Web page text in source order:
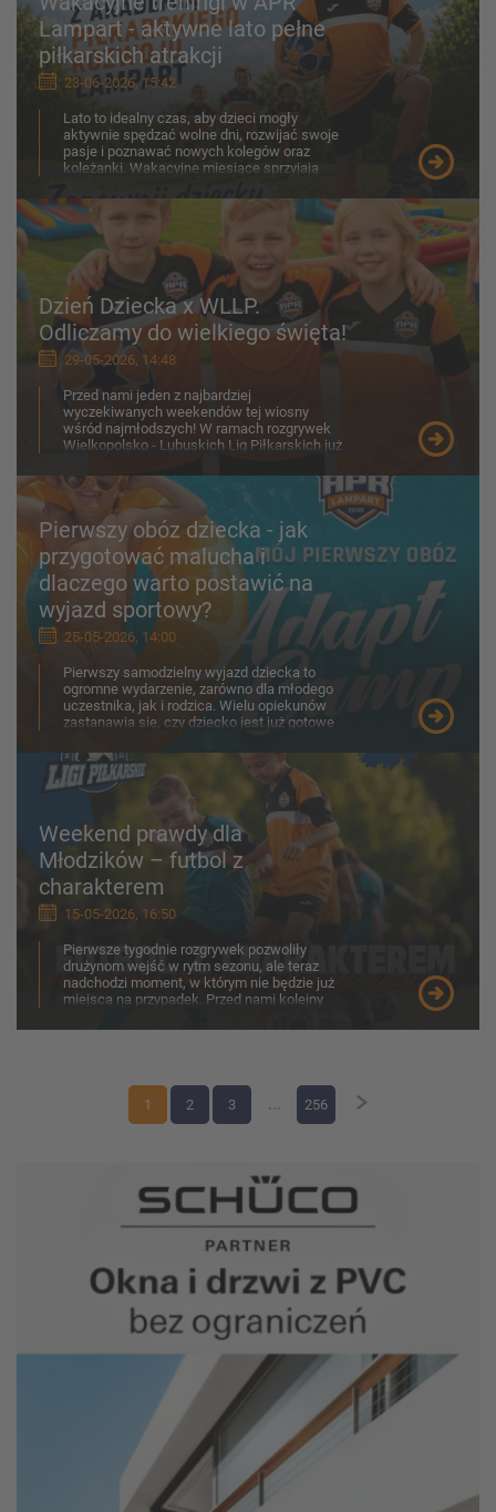
Lampart - aktywne lato pełne
piłkarskich atrakcji
23-06-2026, 15:42
Lato to idealny czas, aby dzieci mogły
aktywnie spędzać wolne dni, rozwijać swoje
pasje i poznawać nowych kolegów oraz
koleżanki. Wakacyjne miesiące sprzyjają
Dzień Dziecka x WLLP.
Odliczamy do wielkiego święta!
29-05-2026, 14:48
Przed nami jeden z najbardziej
wyczekiwanych weekendów tej wiosny
wśród najmłodszych! W ramach rozgrywek
Wielkopolsko - Lubuskich Lig Piłkarskich już
Pierwszy obóz dziecka - jak
przygotować malucha i
dlaczego warto postawić na
wyjazd sportowy?
25-05-2026, 14:00
Pierwszy samodzielny wyjazd dziecka to
ogromne wydarzenie, zarówno dla młodego
uczestnika, jak i rodzica. Wielu opiekunów
zastanawia się, czy dziecko jest już gotowe
Weekend prawdy dla
Młodzików – futbol z
charakterem
15-05-2026, 16:50
Pierwsze tygodnie rozgrywek pozwoliły
drużynom wejść w rytm sezonu, ale teraz
nadchodzi moment, w którym nie będzie już
miejsca na przypadek. Przed nami kolejny
1 2 3 ... 256